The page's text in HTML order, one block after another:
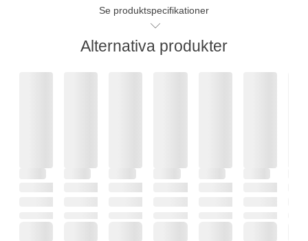
Se produktspecifikationer
Alternativa produkter